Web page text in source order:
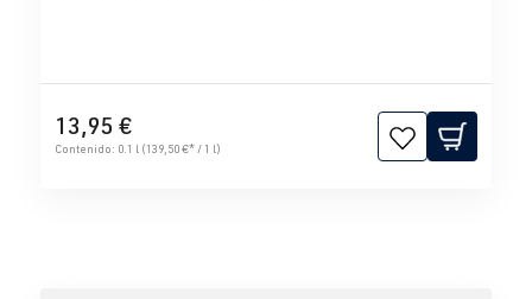
13,95 €
Contenido: 0.1 l (139,50 €* / 1 l)